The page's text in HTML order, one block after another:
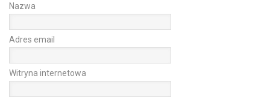
Nazwa
Adres email
Witryna internetowa